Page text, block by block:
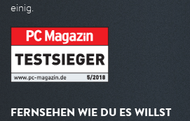
einig.
FERNSEHEN WIE DU ES WILLST